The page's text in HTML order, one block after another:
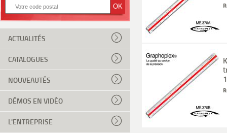
ACTUALITÉS
CATALOGUES
NOUVEAUTÉS
DÉMOS EN VIDÉO
L'ENTREPRISE